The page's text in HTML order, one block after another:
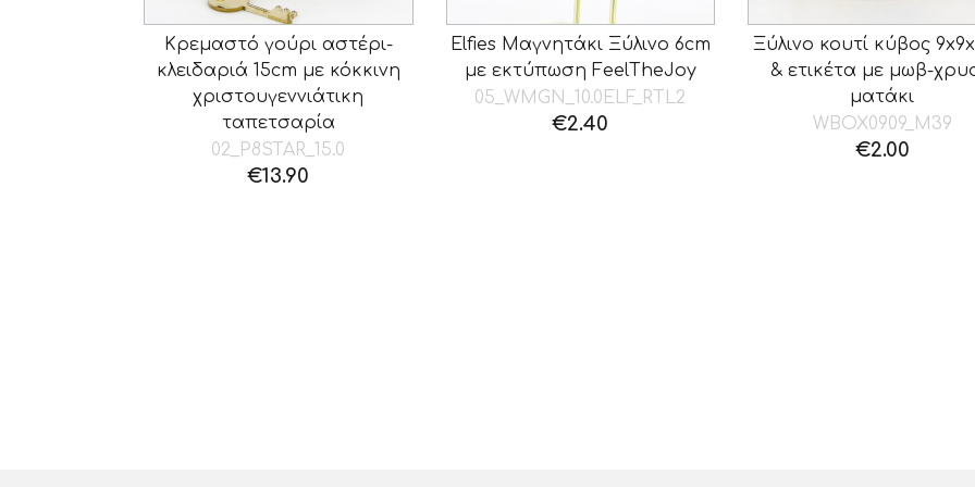
Κρεμαστό γούρι αστέρι-
κλειδαριά 15cm με κόκκινη
χριστουγεννιάτικη
ταπετσαρία
02_P8STAR_15.0
€13.90
Elfies Μαγνητάκι Ξύλινο 6cm
με εκτύπωση FeelTheJoy
05_WMGN_10.0ELF_RTL2
€2.40
Ξύλινο κουτί κύβος
& ετικέτα με μωβ-
ματάκι
WBOX0909_M39
€2.00